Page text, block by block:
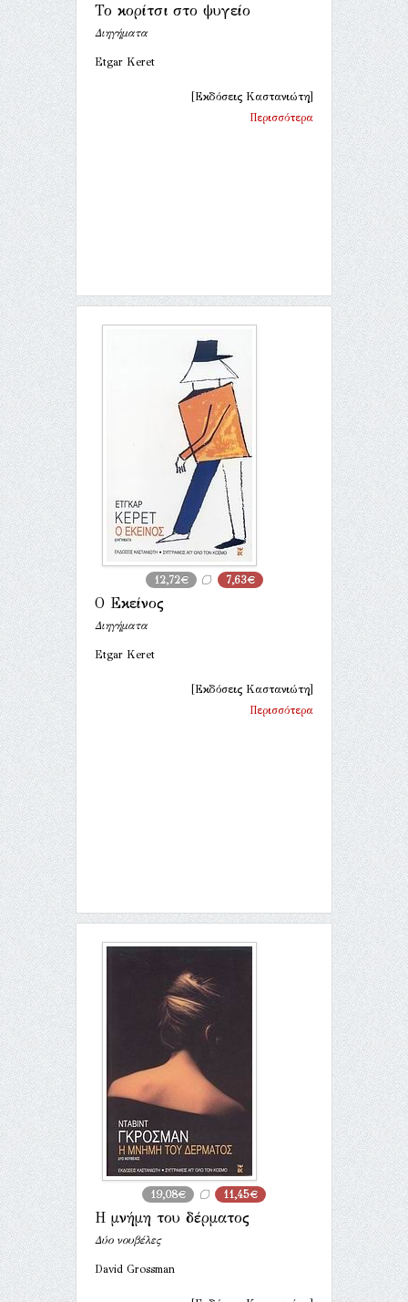
Το κορίτσι στο ψυγείο
Διηγήματα
Etgar Keret
[Εκδόσεις Καστανιώτη]
Περισσότερα
12,72€ 7,63€
Ο Εκείνος
Διηγήματα
Etgar Keret
[Εκδόσεις Καστανιώτη]
Περισσότερα
19,08€ 11,45€
Η μνήμη του δέρματος
Δύο νουβέλες
David Grossman